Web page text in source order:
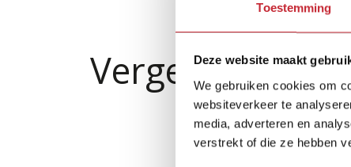
Toestemming
Deze website maakt
We gebruiken cookies om
websiteverkeer te
media, adverteren en
verstrekt of die ze hebben
Vergelijkbare